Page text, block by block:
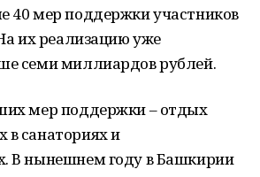
40 мер поддержки участников
их реализацию уже
семи миллиардов рублей.
мер поддержки – отдых
санаториях и
В нынешнем году в Башкирии